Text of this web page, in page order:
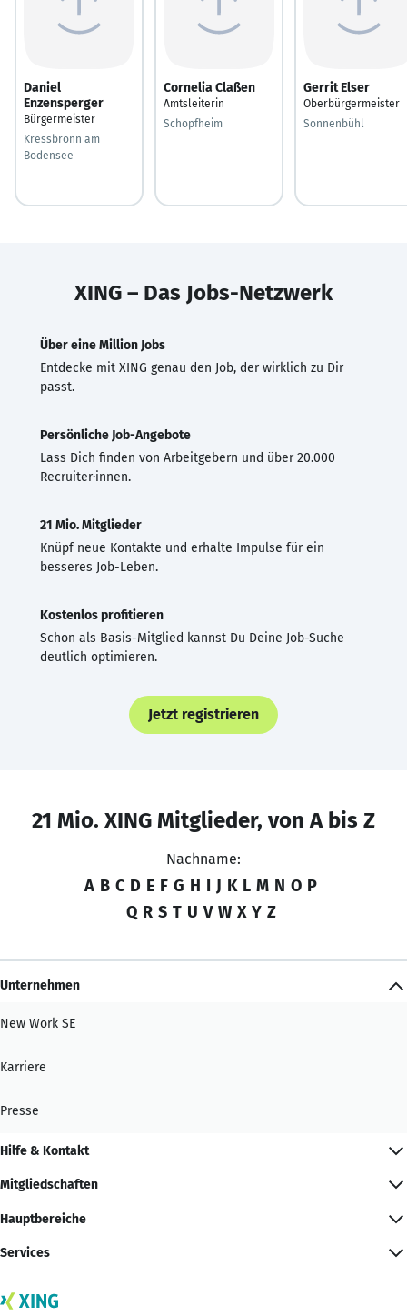
Daniel
Enzensperger
Bürgermeister
Kressbronn am
Bodensee
Cornelia Claßen
Amtsleiterin
Schopfheim
Gerrit Elser
Oberbürgermeister
Sonnenbühl
XING – Das Jobs-Netzwerk
Über eine Million Jobs
Entdecke mit XING genau den Job, der wirklich zu Dir
passt.
Persönliche Job-Angebote
Lass Dich finden von Arbeitgebern und über 20.000
Recruiter·innen.
21 Mio. Mitglieder
Knüpf neue Kontakte und erhalte Impulse für ein
besseres Job-Leben.
Kostenlos profitieren
Schon als Basis-Mitglied kannst Du Deine Job-Suche
deutlich optimieren.
Jetzt registrieren
21 Mio. XING Mitglieder, von A bis Z
Nachname:
A B C D E F G H I J K L M N O P
Q R S T U V W X Y Z
Unternehmen
New Work SE
Karriere
Presse
Hilfe & Kontakt
Mitgliedschaften
Hauptbereiche
Services